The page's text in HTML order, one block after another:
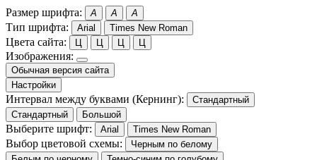
Размер шрифта: A A A
Тип шрифта: Arial Times New Roman
Цвета сайта: Ц Ц Ц Ц
Изображения:
Обычная версия сайта
Настройки
Интервал между буквами (Кернинг):
Стандартный
Стандартный
Большой
Выберите шрифт: Arial Times New Roman
Выбор цветовой схемы:
Черным по белому